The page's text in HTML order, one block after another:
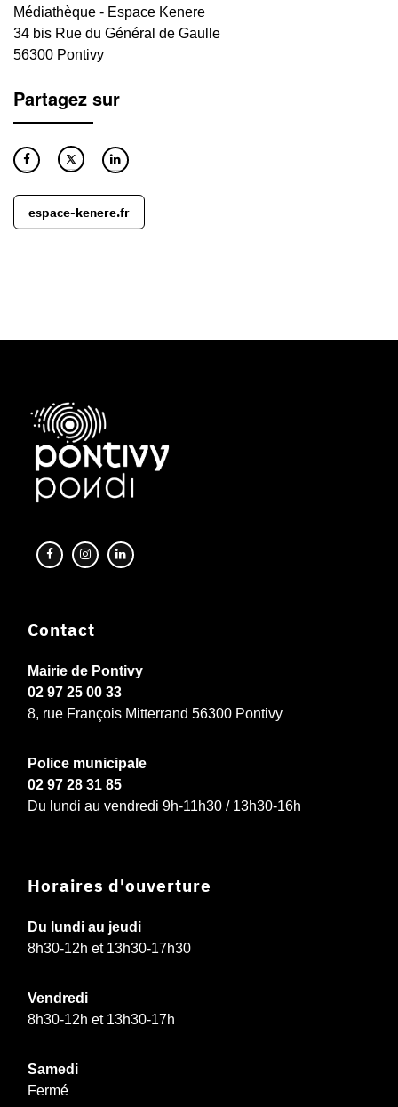
Médiathèque - Espace Kenere
34 bis Rue du Général de Gaulle
56300 Pontivy
Partagez sur
espace-kenere.fr
Contact
Mairie de Pontivy
02 97 25 00 33
8, rue François Mitterrand 56300 Pontivy
Police municipale
02 97 28 31 85
Du lundi au vendredi 9h-11h30 / 13h30-16h
Horaires d'ouverture
Du lundi au jeudi
8h30-12h et 13h30-17h30
Vendredi
8h30-12h et 13h30-17h
Samedi
Fermé